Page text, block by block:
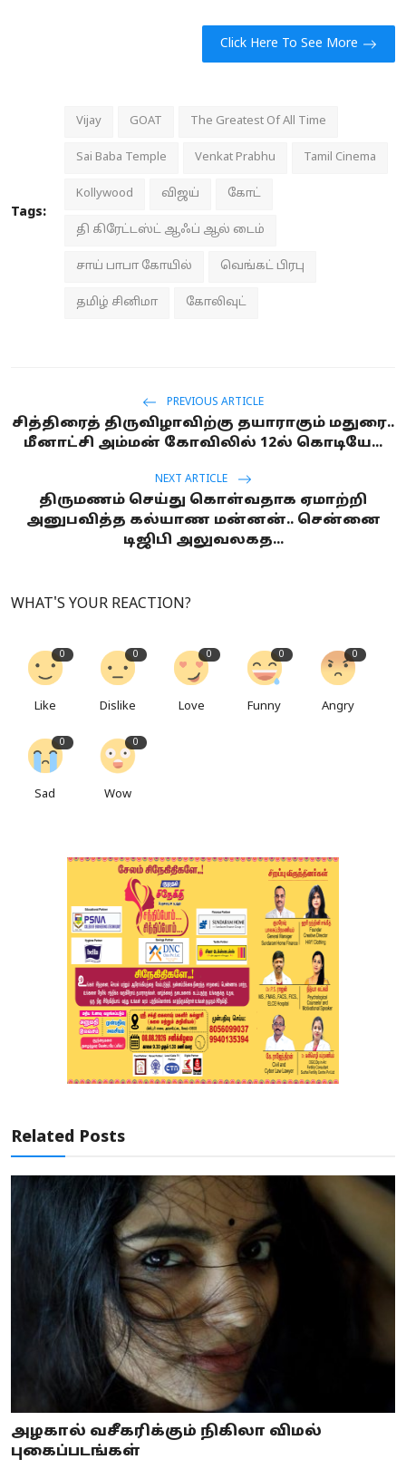
Click Here To See More
Tags:
Vijay GOAT The Greatest Of All Time
Sai Baba Temple Venkat Prabhu Tamil Cinema
Kollywood விஜய் கோட்
தி கிரேட்டஸ்ட் ஆஃப் ஆல் டைம்
சாய் பாபா கோயில் வெங்கட் பிரபு
தமிழ் சினிமா கோலிவுட்
PREVIOUS ARTICLE
சித்திரைத் திருவிழாவிற்கு தயாராகும் மதுரை..
மீனாட்சி அம்மன் கோவிலில் 12ல் கொடியே...
NEXT ARTICLE
திருமணம் செய்து கொள்வதாக ஏமாற்றி
அனுபவித்த கல்யாண மன்னன்.. சென்னை
டிஜிபி அலுவலகத...
WHAT'S YOUR REACTION?
0
Like
0
Dislike
0
Love
0
Funny
0
Angry
0
Sad
0
Wow
Related Posts
அழகால் வசீகரிக்கும் நிகிலா விமல்
புகைப்படங்கள்